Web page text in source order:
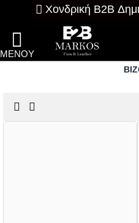
Χονδρική B2B